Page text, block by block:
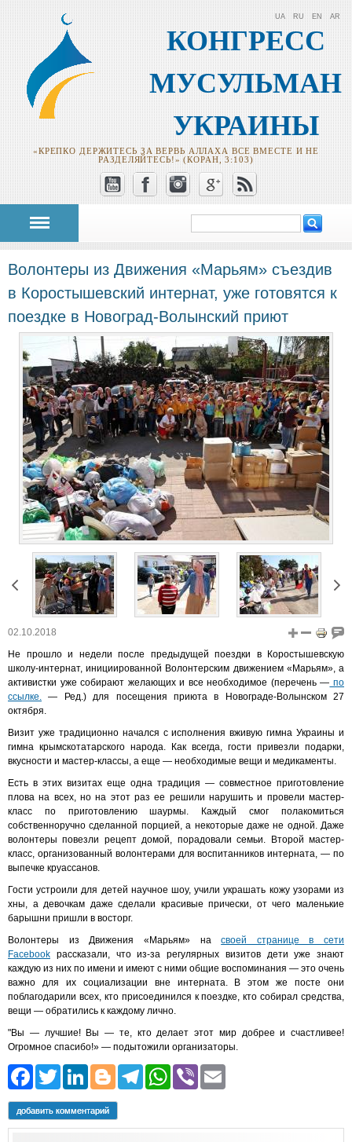
КОНГРЕСС
МУСУЛЬМАН
УКРАИНЫ
«КРЕПКО ДЕРЖИТЕСЬ ЗА ВЕРВЬ АЛЛАХА ВСЕ ВМЕСТЕ И НЕ
РАЗДЕЛЯЙТЕСЬ!» (КОРАН, 3:103)
UA RU EN AR
Форма поиска
Волонтеры из Движения «Марьям» съездив
в Коростышевский интернат, уже готовятся к
поездке в Новоград-Волынский приют
02.10.2018
Не прошло и недели после предыдущей поездки в Коростышевскую
школу-интернат, инициированной Волонтерским движением «Марьям», а
активистки уже собирают желающих и все необходимое (перечень — по
ссылке. — Ред.) для посещения приюта в Новограде-Волынском 27
октября.
Визит уже традиционно начался с исполнения вживую гимна Украины и
гимна крымскотатарского народа. Как всегда, гости привезли подарки,
вкусности и мастер-классы, а еще — необходимые вещи и медикаменты.
Есть в этих визитах еще одна традиция — совместное приготовление
плова на всех, но на этот раз ее решили нарушить и провели мастер-
класс по приготовлению шаурмы. Каждый смог полакомиться
собственноручно сделанной порцией, а некоторые даже не одной. Даже
волонтеры повезли рецепт домой, порадовали семьи. Второй мастер-
класс, организованный волонтерами для воспитанников интерната, — по
выпечке круассанов.
Гости устроили для детей научное шоу, учили украшать кожу узорами из
хны, а девочкам даже сделали красивые прически, от чего маленькие
барышни пришли в восторг.
Волонтеры из Движения «Марьям» насвоей странице в сети
Facebook рассказали, что из-за регулярных визитов дети уже знают
каждую из них по имени и имеют с ними общие воспоминания — это очень
важно для их социализации вне интерната. В этом же посте они
поблагодарили всех, кто присоединился к поездке, кто собирал средства,
вещи — обратились к каждому лично.
"Вы — лучшие! Вы — те, кто делает этот мир добрее и счастливее!
Огромное спасибо!» — подытожили организаторы.
Facebook
Twitter
LinkedIn
Blogger
Telegram
WhatsApp
Viber
добавить комментарий